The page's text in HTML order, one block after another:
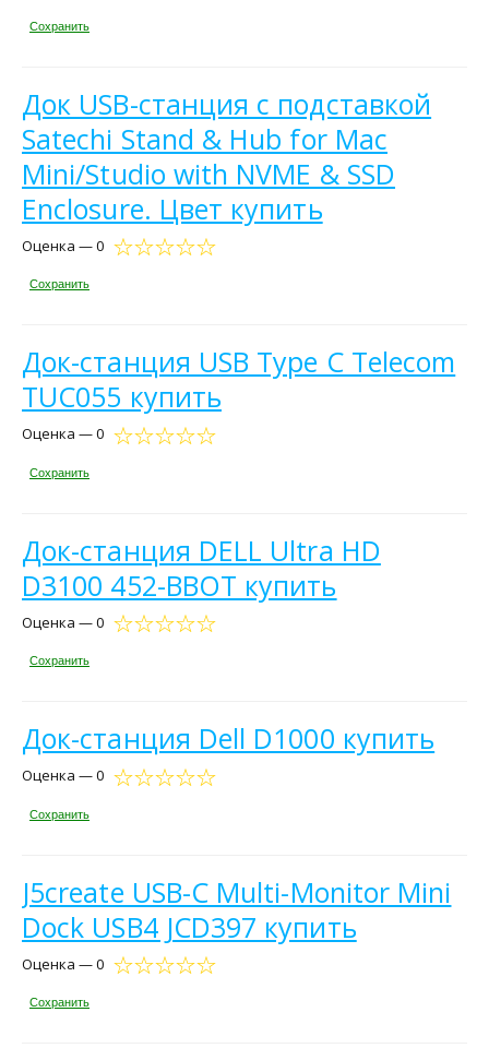
Сохранить
Док USB-станция с подставкой
Satechi Stand & Hub for Mac
Mini/Studio with NVME & SSD
Enclosure. Цвет купить
Оценка — 0
Сохранить
Док-станция USB Type C Telecom
TUC055 купить
Оценка — 0
Сохранить
Док-станция DELL Ultra HD
D3100 452-BBOT купить
Оценка — 0
Сохранить
Док-станция Dell D1000 купить
Оценка — 0
Сохранить
J5create USB-C Multi-Monitor Mini
Dock USB4 JCD397 купить
Оценка — 0
Сохранить